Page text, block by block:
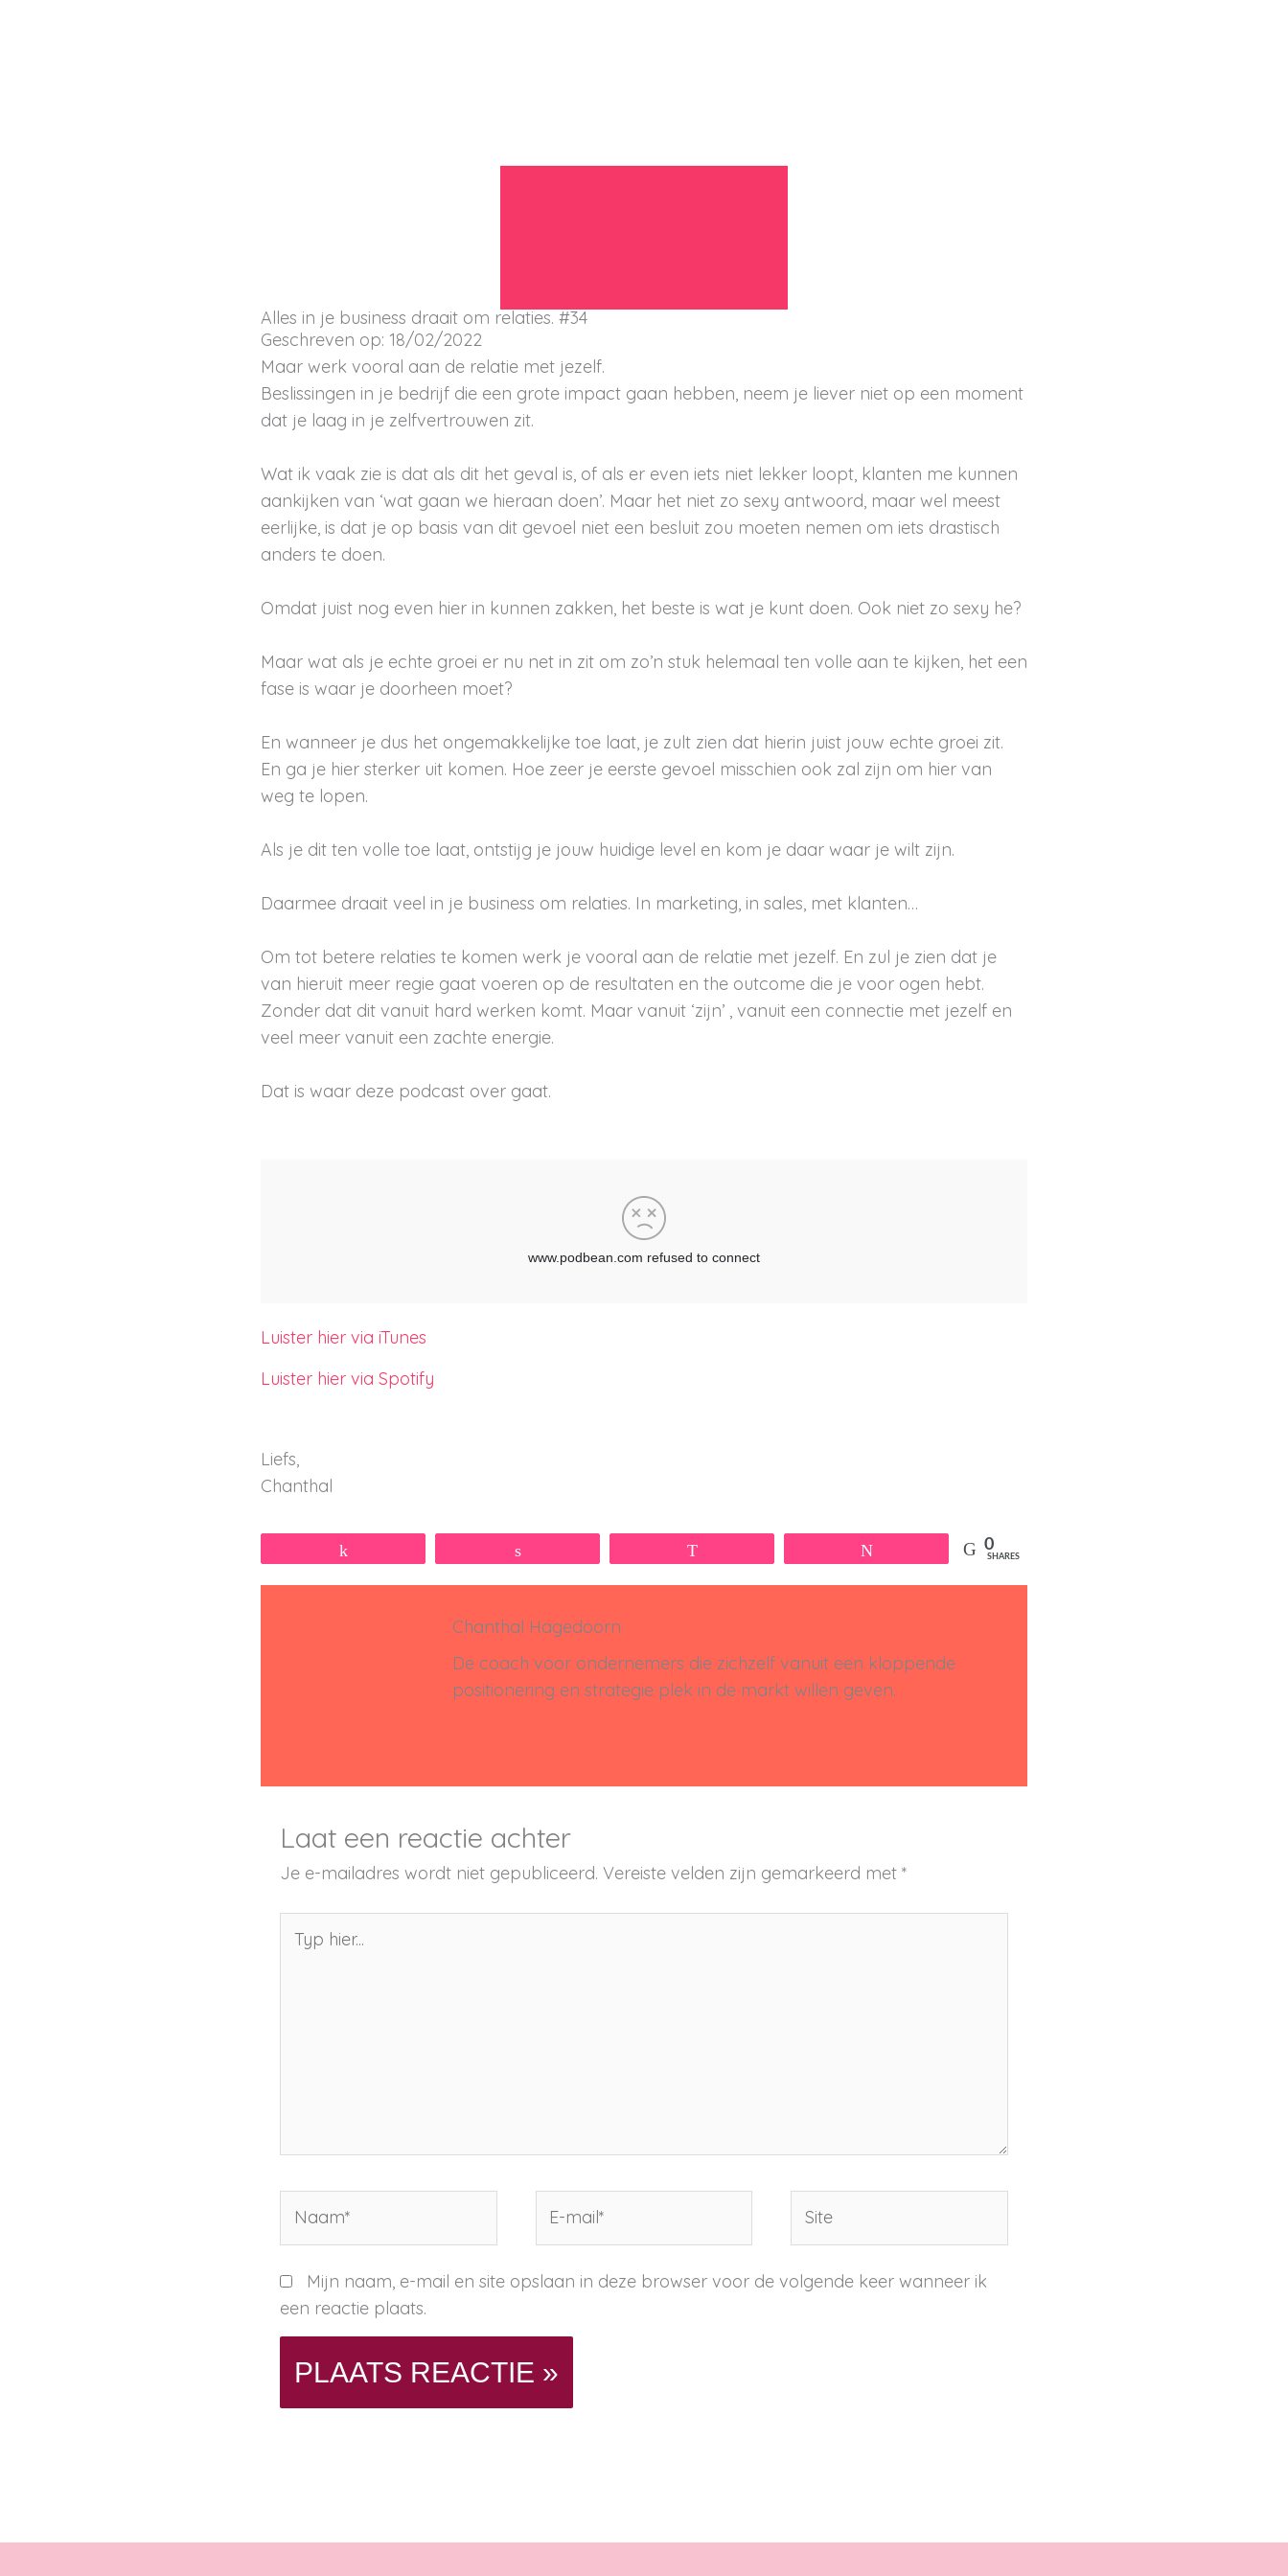
Alles in je business draait om relaties. #34
Geschreven op: 18/02/2022
Maar werk vooral aan de relatie met jezelf.
Beslissingen in je bedrijf die een grote impact gaan hebben, neem je liever niet op een moment
dat je laag in je zelfvertrouwen zit.
Wat ik vaak zie is dat als dit het geval is, of als er even iets niet lekker loopt, klanten me kunnen
aankijken van ‘wat gaan we hieraan doen’. Maar het niet zo sexy antwoord, maar wel meest
eerlijke, is dat je op basis van dit gevoel niet een besluit zou moeten nemen om iets drastisch
anders te doen.
Omdat juist nog even hier in kunnen zakken, het beste is wat je kunt doen. Ook niet zo sexy he?
Maar wat als je echte groei er nu net in zit om zo’n stuk helemaal ten volle aan te kijken, het een
fase is waar je doorheen moet?
En wanneer je dus het ongemakkelijke toe laat, je zult zien dat hierin juist jouw echte groei zit.
En ga je hier sterker uit komen. Hoe zeer je eerste gevoel misschien ook zal zijn om hier van
weg te lopen.
Als je dit ten volle toe laat, ontstijg je jouw huidige level en kom je daar waar je wilt zijn.
Daarmee draait veel in je business om relaties. In marketing, in sales, met klanten…
Om tot betere relaties te komen werk je vooral aan de relatie met jezelf. En zul je zien dat je
van hieruit meer regie gaat voeren op de resultaten en the outcome die je voor ogen hebt.
Zonder dat dit vanuit hard werken komt. Maar vanuit ‘zijn’ , vanuit een connectie met jezelf en
veel meer vanuit een zachte energie.
Dat is waar deze podcast over gaat.
Luister hier via iTunes
Luister hier via Spotify
Liefs,
Chanthal
0
SHARES
Chanthal Hagedoorn
De coach voor ondernemers die zichzelf vanuit een kloppende
positionering en strategie plek in de markt willen geven.
Laat een reactie achter
Je e-mailadres wordt niet gepubliceerd. Vereiste velden zijn gemarkeerd met *
hier...
mail*
Mijn naam, e-mail en site opslaan in deze browser voor de volgende keer wanneer ik
een reactie plaats.